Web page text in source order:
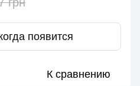
появится
К сравнению